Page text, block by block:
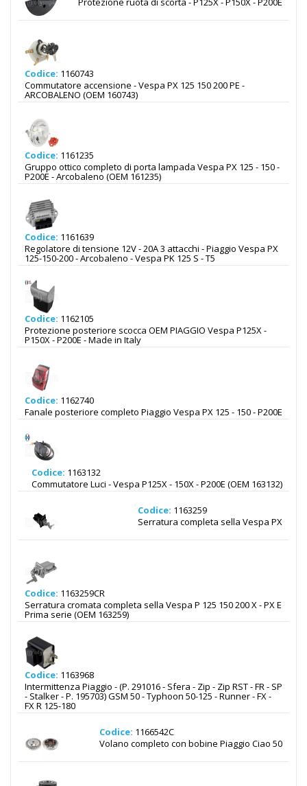
Codice: 1160743
Commutatore accensione - Vespa PX 125 150 200 PE -
ARCOBALENO (OEM 160743)
Codice: 1161235
Gruppo ottico completo di porta lampada Vespa PX 125 - 150 -
P200E - Arcobaleno (OEM 161235)
Codice: 1161639
Regolatore di tensione 12V - 20A 3 attacchi - Piaggio Vespa PX
125-150-200 - Arcobaleno - Vespa PK 125 S - T5
Codice: 1162105
Protezione posteriore scocca OEM PIAGGIO Vespa P125X -
P150X - P200E - Made in Italy
Codice: 1162740
Fanale posteriore completo Piaggio Vespa PX 125 - 150 - P200E
Codice: 1163132
Commutatore Luci - Vespa P125X - 150X - P200E (OEM 163132)
Codice: 1163259
Serratura completa sella Vespa PX
Codice: 1163259CR
Serratura cromata completa sella Vespa P 125 150 200 X - PX E
Prima serie (OEM 163259)
Codice: 1163968
Intermittenza Piaggio - (P. 291016 - Sfera - Zip - Zip RST - FR - SP
- Stalker - P. 195703) GSM 50 - Typhoon 50-125 - Runner - FX -
FX R 125-180
Codice: 1166542C
Volano completo con bobine Piaggio Ciao 50